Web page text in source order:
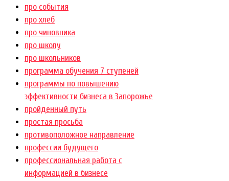
про события
про хлеб
про чиновника
про школу
про школьников
программа обучения 7 ступеней
программы по повышению
эффективности бизнеса в Запорожье
пройденный путь
простая просьба
противоположное направление
профессии будущего
профессиональная работа с
информацией в бизнесе